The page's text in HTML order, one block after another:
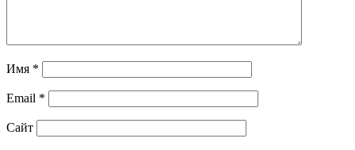
Имя *
Email *
Сайт